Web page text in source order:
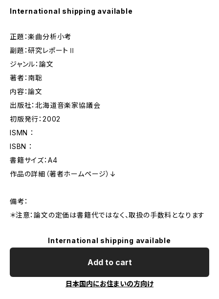
International shipping available
正題：楽曲分析小考
副題：研究レポートⅡ
ジャンル：論文
著者：南聡
内容：論文
出版社：北海道音楽家協議会
初版発行：2002
ISMN ：
ISBN ：
書籍サイズ：A4
作品の詳細（著者ホームページ）↓
備考：
＊注意：論文の定価は書籍代ではなく、取扱の手数料となります
International shipping available
Add to cart
日本国内にお住まいの方向け